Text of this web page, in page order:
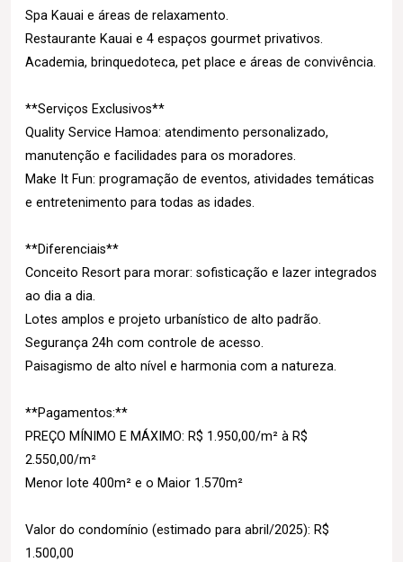
Spa Kauai e áreas de relaxamento.
Restaurante Kauai e 4 espaços gourmet privativos.
Academia, brinquedoteca, pet place e áreas de convivência.
**Serviços Exclusivos**
Quality Service Hamoa: atendimento personalizado,
manutenção e facilidades para os moradores.
Make It Fun: programação de eventos, atividades temáticas
e entretenimento para todas as idades.
**Diferenciais**
Conceito Resort para morar: sofisticação e lazer integrados
ao dia a dia.
Lotes amplos e projeto urbanístico de alto padrão.
Segurança 24h com controle de acesso.
Paisagismo de alto nível e harmonia com a natureza.
**Pagamentos:**
PREÇO MÍNIMO E MÁXIMO: R$ 1.950,00/m² à R$
2.550,00/m²
Menor lote 400m² e o Maior 1.570m²
Valor do condomínio (estimado para abril/2025): R$
1.500,00